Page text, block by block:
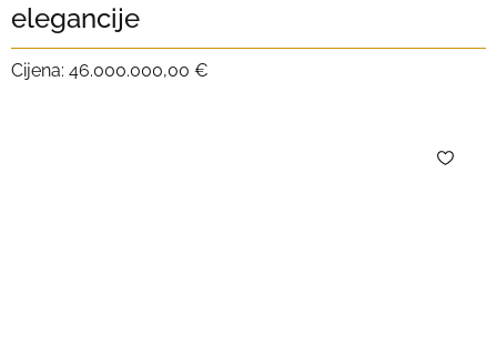
elegancije
Cijena: 46.000.000,00 €